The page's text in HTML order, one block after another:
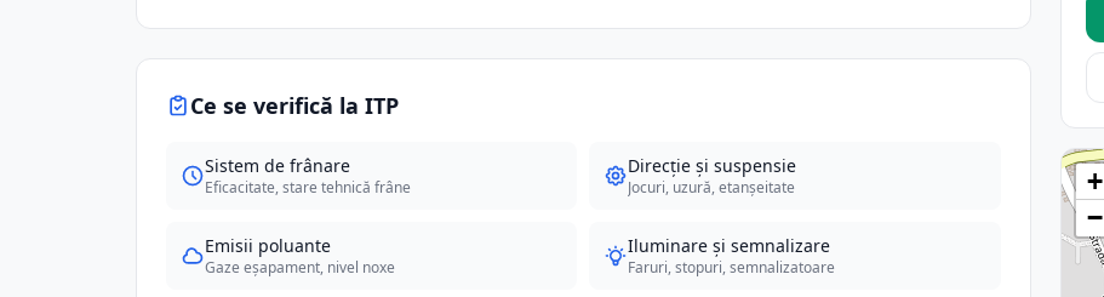
Ce se verifică la ITP
Sistem de frânare
Eficacitate, stare tehnică frâne
Direcție și suspensie
Jocuri, uzură, etanșeitate
Emisii poluante
Gaze eșapament, nivel noxe
Iluminare și semnalizare
Faruri, stopuri, semnalizatoare
+
−